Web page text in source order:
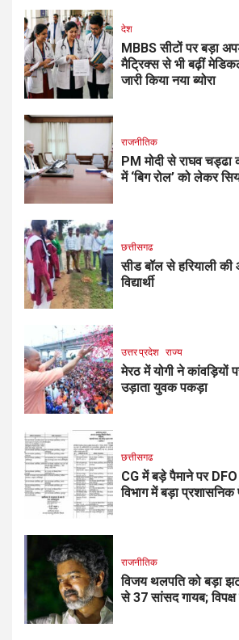
देश
MBBS सीटों पर बड़ा
मैट्रिक्स से भी बढ़ीं
जारी किया नया ब्योरा
राजनीतिक
PM मोदी से राघव चड्ढा
में ‘बिग रोल’ को लेकर
छत्तीसगढ
सीड बॉल से हरियाली की
विद्यार्थी
उत्तर प्रदेश राज्य
मेरठ में योगी ने कांवड़ियों
उड़ाता युवक पकड़ा
छत्तीसगढ
CG में बड़े पैमाने पर
विभाग में बड़ा
राजनीतिक
विजय थलपति को बड़ा
से 37 सांसद गायब;